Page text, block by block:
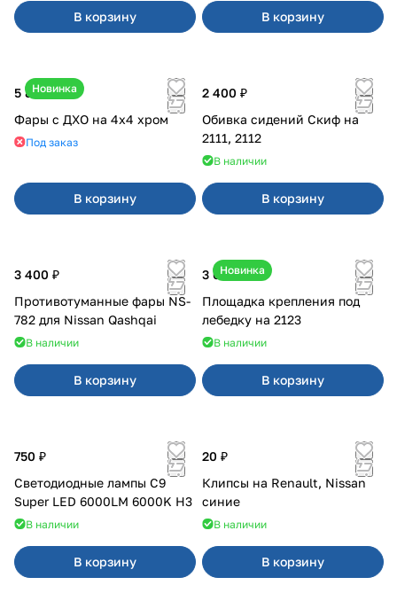
В корзину В корзину
Новинка
5 850 ₽
Фары с ДХО на 4x4 хром
Под заказ
В корзину
2 400 ₽
Обивка сидений Скиф на
2111, 2112
В наличии
В корзину
3 400 ₽
Противотуманные фары NS-
782 для Nissan Qashqai
В наличии
В корзину
Новинка
3 600 ₽
Площадка крепления под
лебедку на 2123
В наличии
В корзину
750 ₽
Светодиодные лампы C9
Super LED 6000LM 6000K H3
В наличии
В корзину
20 ₽
Клипсы на Renault, Nissan
синие
В наличии
В корзину